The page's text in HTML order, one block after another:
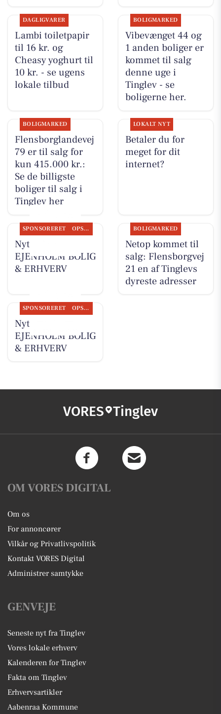
DAGLIGVARER
Lambi toiletpapir
til 16 kr. og
Cheasy yoghurt til
10 kr. - se ugens
lokale tilbud
BOLIGMARKED
Vibevænget 44 og
1 anden boliger er
kommet til salg
denne uge i
Tinglev - se
boligerne her.
BOLIGMARKED
Flensborglandevej
79 er til salg for
kun 415.000 kr.:
Se de billigste
boliger til salg i
Tinglev her
LOKALT NYT
Betaler du for
meget for dit
internet?
SPONSORERET OPSLAGSTAVLEN
Nyt fra
EJENHOLM BOLIG
& ERHVERV
BOLIGMARKED
Netop kommet til
salg: Flensborgvej
21 en af Tinglevs
dyreste adresser
SPONSORERET OPSLAGSTAVLEN
Nyt fra
EJENHOLM BOLIG
& ERHVERV
VORES Tinglev
OM VORES DIGITAL
Om os
For annoncører
Vilkår og Privatlivspolitik
Kontakt VORES Digital
Administrer samtykke
GENVEJE
Seneste nyt fra Tinglev
Vores lokale erhverv
Kalenderen for Tinglev
Fakta om Tinglev
Erhvervsartikler
Aabenraa Kommune